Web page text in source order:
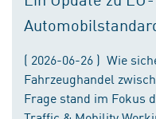
( 2026-06-26 ) Wie
Fahrzeughandel
Frage stand im Fokus